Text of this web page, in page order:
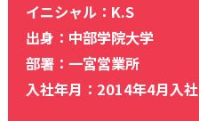
イニシャル：K.S
出身：中部学院大学
部署：一宮営業所
入社年月：2014年4月入社